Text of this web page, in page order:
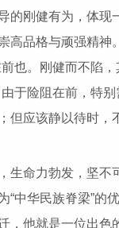
的刚健有为，体现
高品格与顽强精神
也。刚健而不陷
于险阻在前，特别
但应该静以待时，
生命力勃发，坚不
“中华民族脊梁”的
，他就是一位出色